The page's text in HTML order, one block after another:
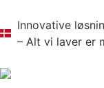
Innovative
– Alt vi laver er